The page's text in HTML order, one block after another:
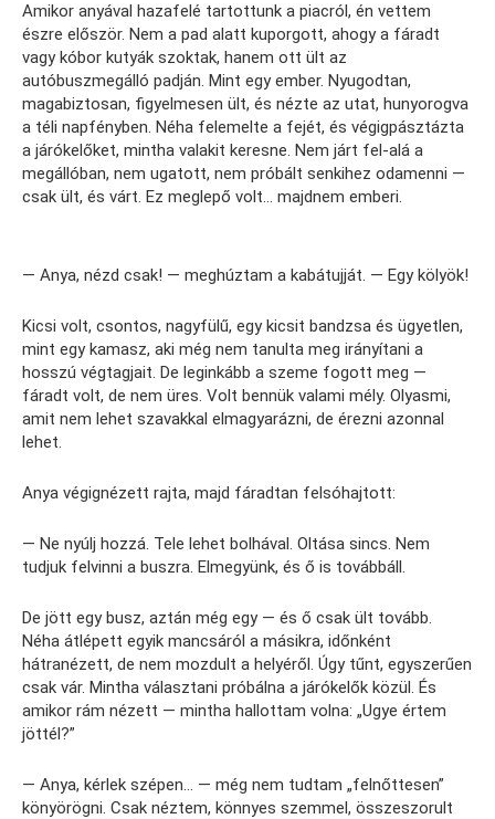
Amikor anyával hazafelé tartottunk a piacról, én vettem
észre először. Nem a pad alatt kuporgott, ahogy a fáradt
vagy kóbor kutyák szoktak, hanem ott ült az
autóbuszmegálló padján. Mint egy ember. Nyugodtan,
magabiztosan, figyelmesen ült, és nézte az utat, hunyorogva
a téli napfényben. Néha felemelte a fejét, és végigpásztázta
a járókelőket, mintha valakit keresne. Nem járt fel-alá a
megállóban, nem ugatott, nem próbált senkihez odamenni —
csak ült, és várt. Ez meglepő volt… majdnem emberi.
— Anya, nézd csak! — meghúztam a kabátujját. — Egy kölyök!
Kicsi volt, csontos, nagyfülű, egy kicsit bandzsa és ügyetlen,
mint egy kamasz, aki még nem tanulta meg irányítani a
hosszú végtagjait. De leginkább a szeme fogott meg —
fáradt volt, de nem üres. Volt bennük valami mély. Olyasmi,
amit nem lehet szavakkal elmagyarázni, de érezni azonnal
lehet.
Anya végignézett rajta, majd fáradtan felsóhajtott:
— Ne nyúlj hozzá. Tele lehet bolhával. Oltása sincs. Nem
tudjuk felvinni a buszra. Elmegyünk, és ő is továbbáll.
De jött egy busz, aztán még egy — és ő csak ült tovább.
Néha átlépett egyik mancsáról a másikra, időnként
hátranézett, de nem mozdult a helyéről. Úgy tűnt, egyszerűen
csak vár. Mintha választani próbálna a járókelők közül. És
amikor rám nézett — mintha hallottam volna: „Ugye értem
jöttél?”
— Anya, kérlek szépen… — még nem tudtam „felnőttesen”
könyörögni. Csak néztem, könnyes szemmel, összeszorult